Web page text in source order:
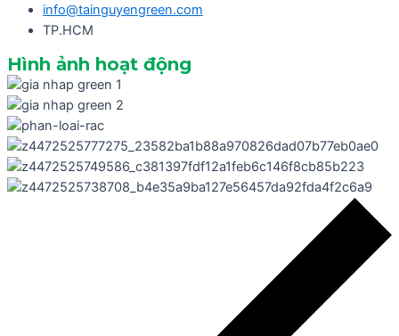
info@tainguyengreen.com
TP.HCM
Hình ảnh hoạt động